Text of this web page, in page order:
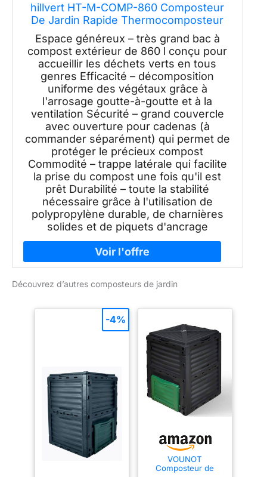
hillvert HT-M-COMP-860 Composteur
De Jardin Rapide Thermocomposteur
Bac Boite De Compostage ? Compost
Extérieur (860 l, Arrosage Goutte-?-
Goutte, Ventilation)
Espace généreux – très grand bac à
compost extérieur de 860 l conçu pour
accueillir les déchets verts en tous
genres Efficacité – décomposition
uniforme des végétaux grâce à
l'arrosage goutte-à-goutte et à la
ventilation Sécurité – grand couvercle
avec ouverture pour cadenas (à
commander séparément) qui permet de
protéger le précieux compost
Commodité – trappe latérale qui facilite
la prise du compost une fois qu'il est
prêt Durabilité – toute la stabilité
nécessaire grâce à l'utilisation de
polypropylène durable, de charnières
solides et de piquets d'ancrage
Découvrez d’autres composteurs de jardin
-4%
VOUNOT
Composteur de